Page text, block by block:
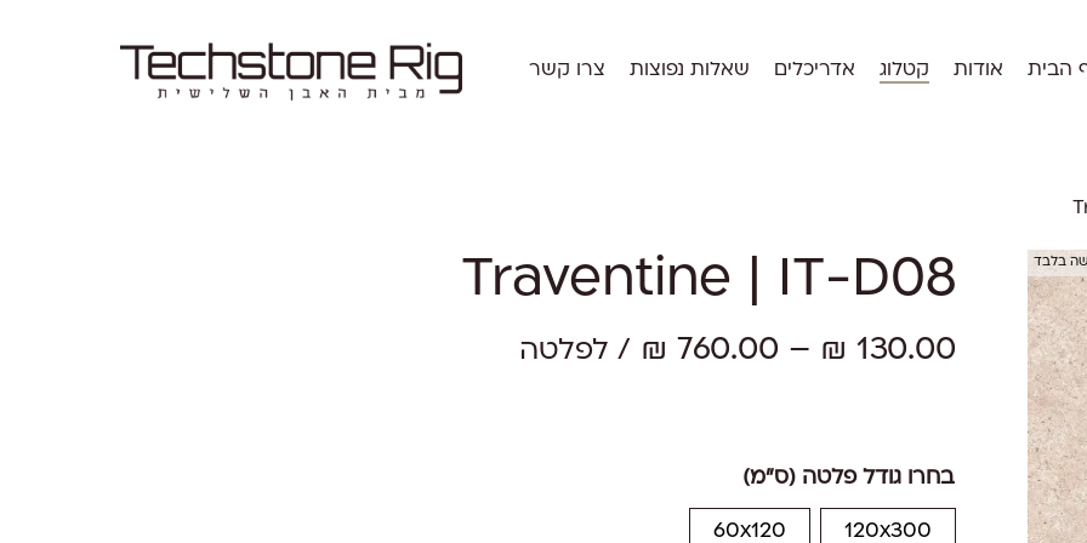
הבית אודות קטלוג אדריכלים שאלות נפוצות צרו קשר
בלבד Traventine | IT-D08
₪ 130.00
–
₪ 760.00
טווח
/ לפלטה
בחרו גודל פלטה (ס"מ)
120x300
60x120